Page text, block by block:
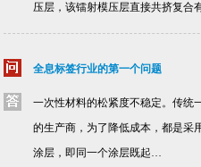
压层，该镭射模压层直接共挤复合
全息标签行业的第一个问题
一次性材料的松紧度不稳定。传统
的生产商，为了降低成本，都是采
涂层，即同一个涂层既起…